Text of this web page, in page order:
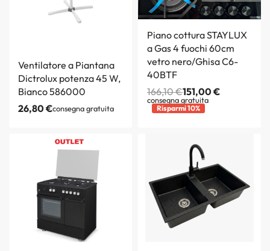
Ventilatore a Piantana
Dictrolux potenza 45 W,
Bianco 586000
26,80€consegna gratuita
Piano cottura STAYLUX
a Gas 4 fuochi 60cm
vetro nero/Ghisa C6-
40BTF
166,10€151,00€
consegna gratuita
Risparmi 10%